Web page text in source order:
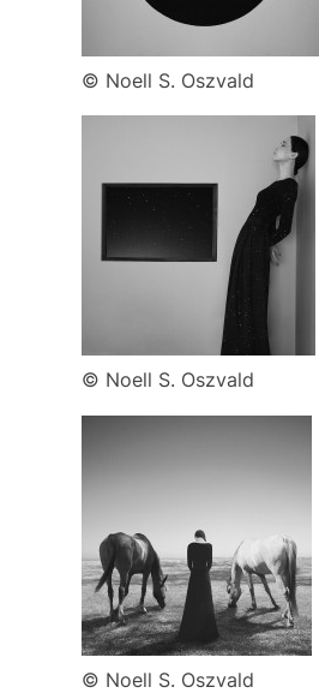
© Noell S. Oszvald
© Noell S. Oszvald
© Noell S. Oszvald